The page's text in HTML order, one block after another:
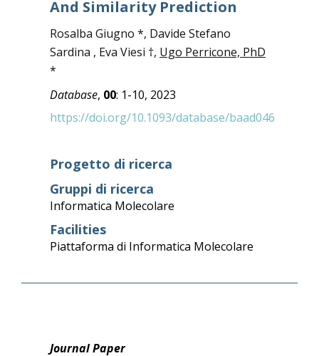
And Similarity Prediction
Rosalba Giugno *, Davide Stefano
Sardina , Eva Viesi †, Ugo Perricone, PhD
*
Database, 00: 1-10, 2023
https://doi.org/10.1093/database/baad046
Progetto di ricerca
Gruppi di ricerca
Informatica Molecolare
Facilities
Piattaforma di Informatica Molecolare
Journal Paper